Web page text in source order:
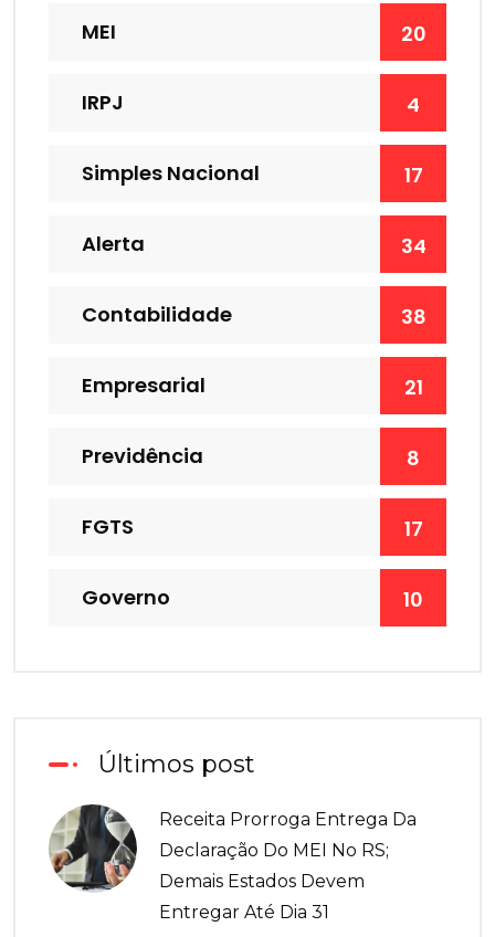
MEI 20
IRPJ 4
Simples Nacional 17
Alerta 34
Contabilidade 38
Empresarial 21
Previdência 8
FGTS 17
Governo 10
Últimos post
Receita Prorroga Entrega Da
Declaração Do MEI No RS;
Demais Estados Devem
Entregar Até Dia 31